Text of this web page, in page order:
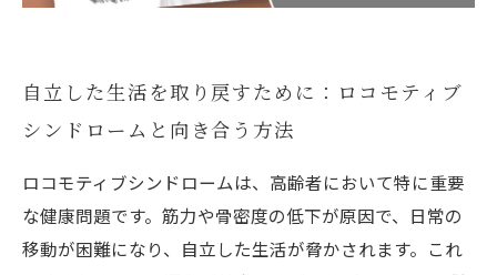
自立した生活を取り戻すために：ロコモティブ
シンドロームと向き合う方法
ロコモティブシンドロームは、高齢者において特に重要
な健康問題です。筋力や骨密度の低下が原因で、日常の
移動が困難になり、自立した生活が脅かされます。これ